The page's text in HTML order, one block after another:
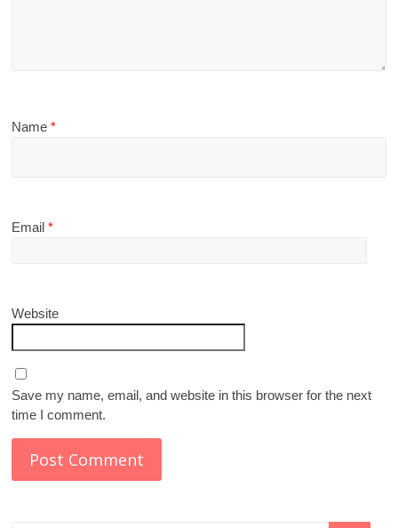
Name*
Email*
Website
Save my name, email, and website in this browser for the next
time I comment.